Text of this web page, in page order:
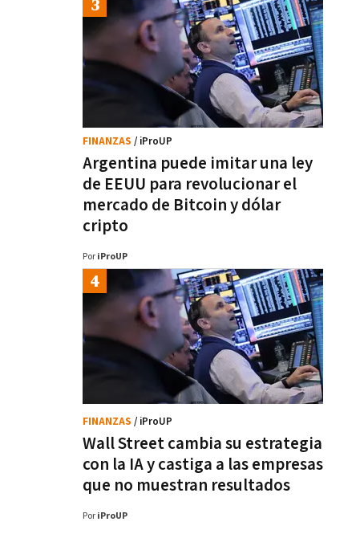
Argentina puede imitar una ley
de EEUU para revolucionar el
mercado de Bitcoin y dólar
cripto
FINANZAS / iProUP
Por iProUP
Wall Street cambia su estrategia
con la IA y castiga a las empresas
que no muestran resultados
FINANZAS / iProUP
Por iProUP